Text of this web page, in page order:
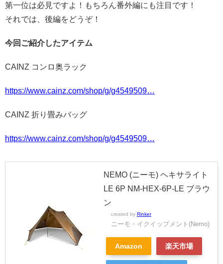
第一位は必見ですよ！もちろん番外編にも注目です！
それでは、後編をどうぞ！
今回ご紹介したアイテム
CAINZ コンロ奥ラック
https://www.cainz.com/shop/g/g4549509…
CAINZ 折り畳みバッグ
https://www.cainz.com/shop/g/g4549509…
NEMO (ニーモ) ヘキサライト
LE 6P NM-HEX-6P-LE ブラウ
ン
created by Rinker
ニーモ・イクイップメント(Nemo)
Amazon 楽天市場